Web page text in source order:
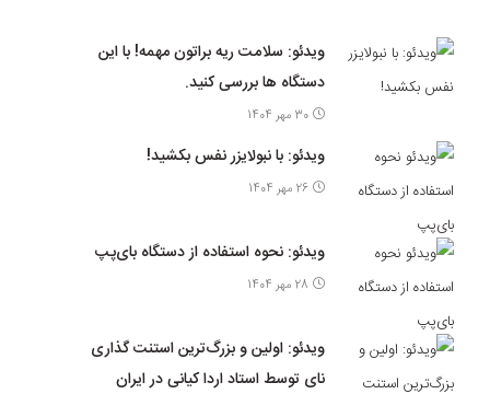
ویدئو: سلامت ریه براتون مهمه! با این
دستگاه ها بررسی کنید.
30 مهر 1404
ویدئو: با نبولایزر نفس بکشید!
26 مهر 1404
ویدئو: نحوه استفاده از دستگاه بای‌پپ
28 مهر 1404
ویدئو: اولین و بزرگ‌ترین استنت گذاری
نای توسط استاد اردا کیانی در ایران